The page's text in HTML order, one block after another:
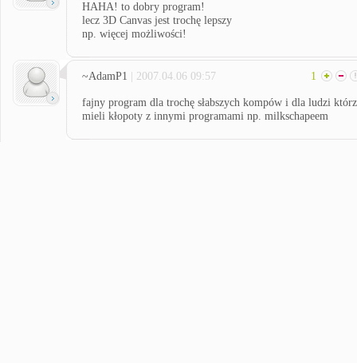
HAHA! to dobry program!
lecz 3D Canvas jest trochę lepszy
np. więcej możliwości!
~AdamP1 | 2007.04.06 09:57 1
fajny program dla trochę słabszych kompów i dla ludzi
mieli kłopoty z innymi programami np. milkschapeem